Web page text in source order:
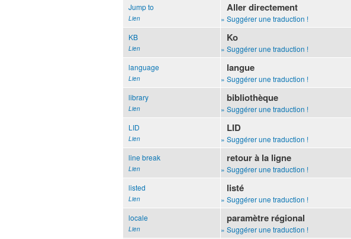
Jump to
Lien
Aller directement
» Suggérer une traduction !
KB
Lien
Ko
» Suggérer une traduction !
language
Lien
langue
» Suggérer une traduction !
library
Lien
bibliothèque
» Suggérer une traduction !
LID
Lien
LID
» Suggérer une traduction !
line break
Lien
retour à la ligne
» Suggérer une traduction !
listed
Lien
listé
» Suggérer une traduction !
locale
Lien
paramètre régional
» Suggérer une traduction !